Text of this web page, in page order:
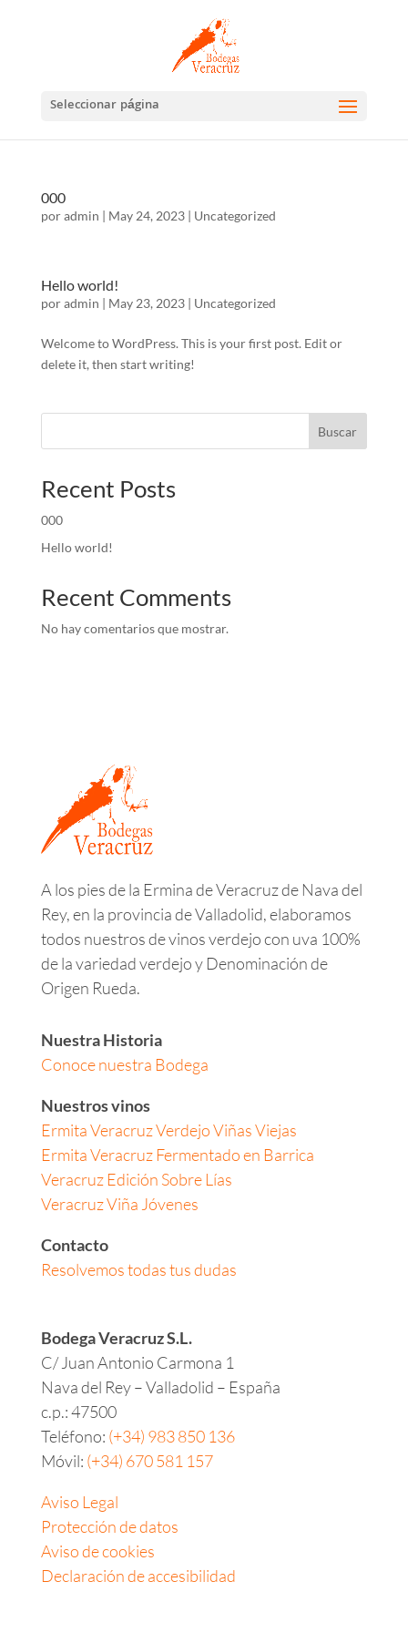
Abrir barra de herramientas
Seleccionar página
000
poradmin | May 24, 2023| Uncategorized
Hello world!
poradmin | May 23, 2023| Uncategorized
Welcome to WordPress. This is your first post. Edit or
delete it, then start writing!
Buscar
Recent Posts
000
Hello world!
Recent Comments
No hay comentarios que mostrar.
A los pies de la Ermina de Veracruz de Nava del
Rey, en la provincia de Valladolid, elaboramos
todos nuestros de vinos verdejo con uva 100%
de la variedad verdejo y Denominación de
Origen Rueda.
Nuestra Historia
Conoce nuestra Bodega
Nuestros vinos
Ermita Veracruz Verdejo Viñas Viejas
Ermita Veracruz Fermentado en Barrica
Veracruz Edición Sobre Lías
Veracruz Viña Jóvenes
Contacto
Resolvemos todas tus dudas
Bodega Veracruz S.L.
C/ Juan Antonio Carmona 1
Nava del Rey – Valladolid – España
c.p.:47500
Teléfono: (+34) 983 850 136
Móvil: (+34) 670 581 157
Aviso Legal
Protección de datos
Aviso de cookies
Declaración de accesibilidad